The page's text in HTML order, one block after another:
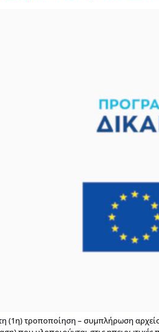
(1η) τροποποίηση – συμπλήρωση